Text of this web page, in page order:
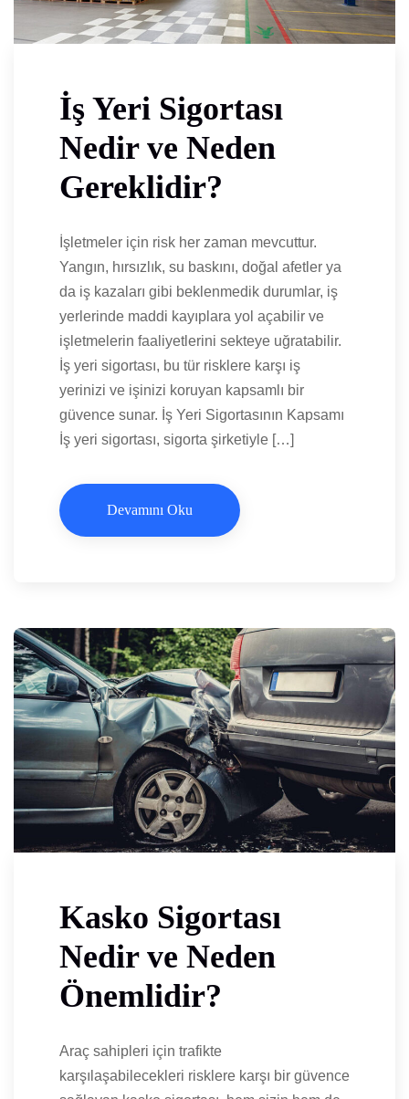
İş Yeri Sigortası
Nedir ve Neden
Gereklidir?
İşletmeler için risk her zaman mevcuttur.
Yangın, hırsızlık, su baskını, doğal afetler ya
da iş kazaları gibi beklenmedik durumlar, iş
yerlerinde maddi kayıplara yol açabilir ve
işletmelerin faaliyetlerini sekteye uğratabilir.
İş yeri sigortası, bu tür risklere karşı iş
yerinizi ve işinizi koruyan kapsamlı bir
güvence sunar. İş Yeri Sigortasının Kapsamı
İş yeri sigortası, sigorta şirketiyle […]
Devamını Oku
Kasko Sigortası
Nedir ve Neden
Önemlidir?
Araç sahipleri için trafikte
karşılaşabilecekleri risklere karşı bir güvence